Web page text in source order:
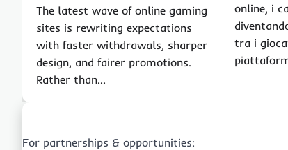
The latest wave of online gaming
sites is rewriting expectations
with faster withdrawals, sharper
design, and fairer promotions.
Rather than…
online, i
tra i
For partnerships & opportunities: